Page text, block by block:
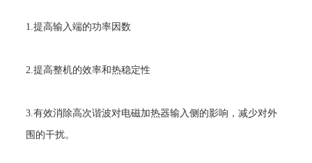
1.提高输入端的功率因数
2.提高整机的效率和热稳定性
3.有效消除高次谐波对电磁加热器输入侧的影响，减少对外
围的干扰。